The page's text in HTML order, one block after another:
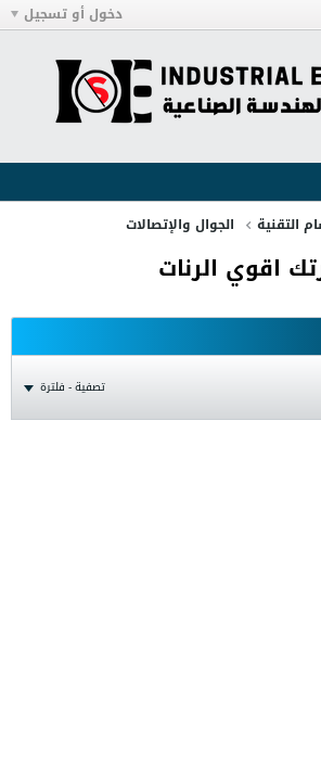
دخول أو تسجيل
التقنية الجوال والإتصالات
اقوي الرنات
تصفية - فلترة